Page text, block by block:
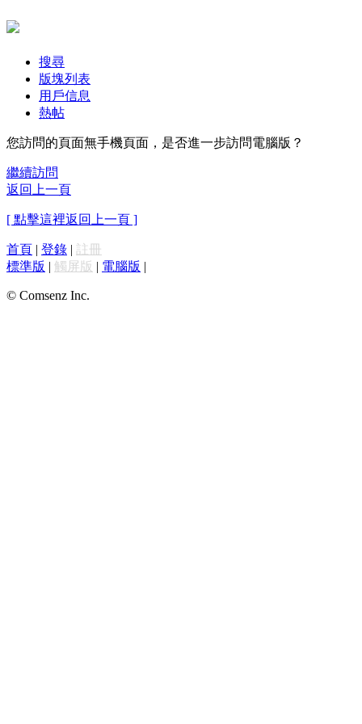
搜尋
版塊列表
用戶信息
熱帖
您訪問的頁面無手機頁面，是否進一步訪問電腦版？
繼續訪問
返回上一頁
[ 點擊這裡返回上一頁 ]
首頁 | 登錄 | 註冊
標準版 | 觸屏版 | 電腦版 |
© Comsenz Inc.